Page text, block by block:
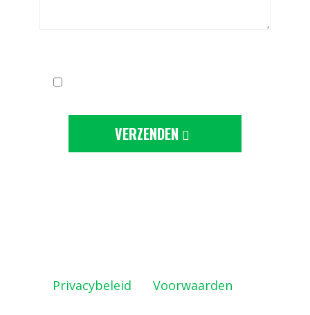
VERZENDEN
Privacybeleid enVoorwaarden